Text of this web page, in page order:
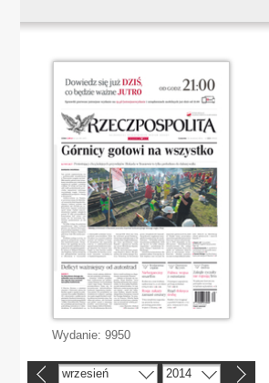
Wydanie: 9950
wrzesień 2014